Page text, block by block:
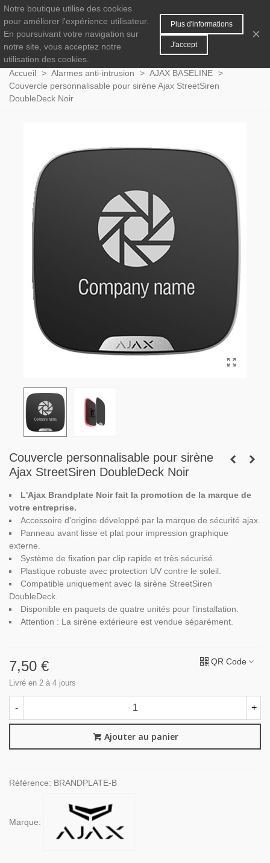
0 MENU
Accueil > Alarmes anti-intrusion > AJAX BASELINE >
Couvercle personnalisable pour sirène Ajax StreetSiren
DoubleDeck Noir
Couvercle personnalisable pour sirène
Ajax StreetSiren DoubleDeck Noir
L'Ajax Brandplate Noir fait la promotion de la marque de
votre entreprise.
Accessoire d'origine développé par la marque de sécurité ajax.
Panneau avant lisse et plat pour impression graphique
externe.
Système de fixation par clip rapide et très sécurisé.
Plastique robuste avec protection UV contre le soleil.
Compatible uniquement avec la sirène StreetSiren
DoubleDeck.
Disponible en paquets de quatre unités pour l'installation.
Attention : La sirène extérieure est vendue séparément.
7,50 €
Livré en 2 à 4 jours
QR Code
- +
Ajouter au panier
Référence: BRANDPLATE-B
Marque:
Notre boutique utilise des cookies
pour améliorer l'expérience utilisateur.
En poursuivant votre navigation sur
notre site, vous acceptez notre
utilisation des cookies.
Plus d'informations
J'accept
×